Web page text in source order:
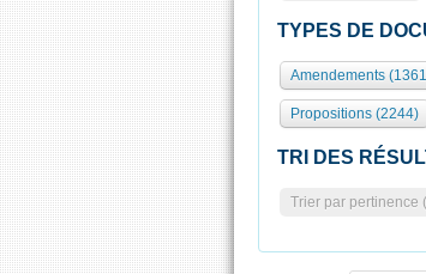
TYPES DE
Amendements
Propositions (2244)
TRI DES
Trier par pertinence